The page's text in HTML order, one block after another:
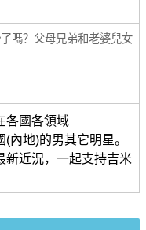
嗎？父母兄弟和老婆兒女
各國各領域
內地)的男其它明星。
新近況，一起支持吉米